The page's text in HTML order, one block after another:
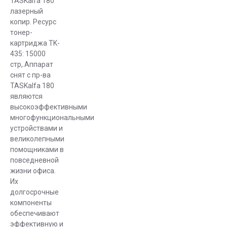
оргтехника
«всё в одном»
позволяет
сэкономить на
покупке двух
отдельных
устройств для
разных целей
(принтера и
сканера) и
освобождает на
рабочем столе
полезное
пространство.
С помощью
нашего сайта
можно легко и
удобно
лазерный
копир. Реcурс
тонер-
картриджа TK-
435: 15000
стр,.Аппарат
снят с пр-ва
TASKalfa 180
являются
высокоэффективными
многофункциональными
устройствами и
великолепными
помощниками в
повседневной
жизни офиса.
Их
долгосрочные
компоненты
обеспечивают
эффективную и